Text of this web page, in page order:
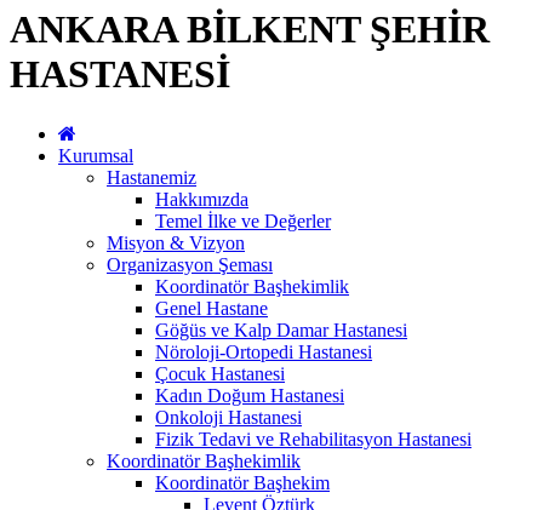
ANKARA BİLKENT ŞEHİR
HASTANESİ
Kurumsal
Hastanemiz
Hakkımızda
Temel İlke ve Değerler
Misyon & Vizyon
Organizasyon Şeması
Koordinatör Başhekimlik
Genel Hastane
Göğüs ve Kalp Damar Hastanesi
Nöroloji-Ortopedi Hastanesi
Çocuk Hastanesi
Kadın Doğum Hastanesi
Onkoloji Hastanesi
Fizik Tedavi ve Rehabilitasyon Hastanesi
Koordinatör Başhekimlik
Koordinatör Başhekim
Levent Öztürk